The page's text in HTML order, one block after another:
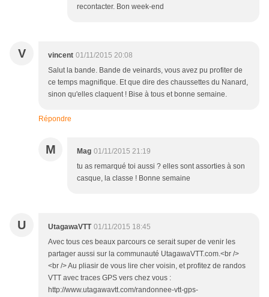
recontacter. Bon week-end
V vincent 01/11/2015 20:08
Salut la bande. Bande de veinards, vous avez pu profiter de
ce temps magnifique. Et que dire des chaussettes du Nanard,
sinon qu'elles claquent ! Bise à tous et bonne semaine.
Répondre
M Mag 01/11/2015 21:19
tu as remarqué toi aussi ? elles sont assorties à son
casque, la classe ! Bonne semaine
U UtagawaVTT 01/11/2015 18:45
Avec tous ces beaux parcours ce serait super de venir les
partager aussi sur la communauté UtagawaVTT.com.<br />
<br /> Au pliasir de vous lire cher voisin, et profitez de randos
VTT avec traces GPS vers chez vous :
http://www.utagawavtt.com/randonnee-vtt-gps-